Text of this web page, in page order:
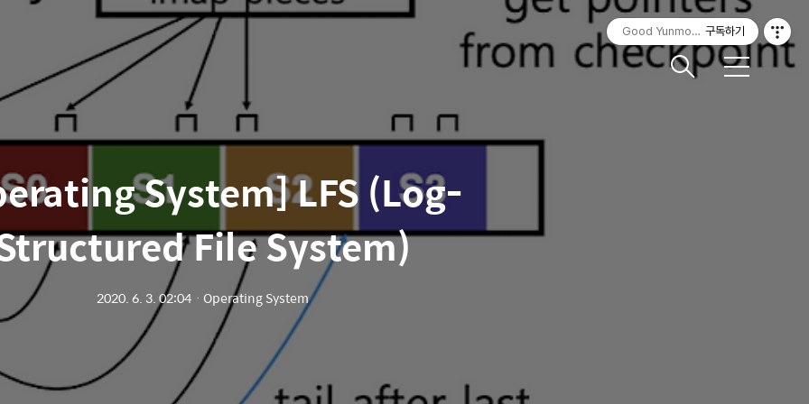
메
System] LFS (Log-
File System)
2020. 6. 3. 02:04ㆍ Operating System
Good Yunmorning구독하기